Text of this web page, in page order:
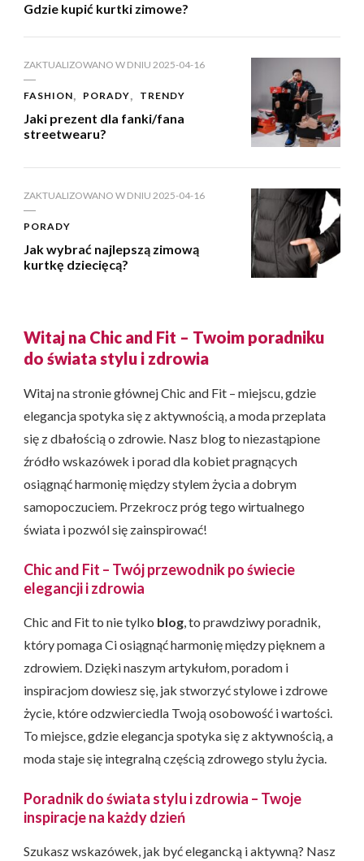
Gdzie kupić kurtki zimowe?
ZAKTUALIZOWANO W DNIU 2025-04-16
FASHION PORADY TRENDY
Jaki prezent dla fanki/fana
streetwearu?
ZAKTUALIZOWANO W DNIU 2025-04-16
PORADY
Jak wybrać najlepszą zimową
kurtkę dziecięcą?
Witaj na Chic and Fit – Twoim poradniku
do świata stylu i zdrowia
Witaj na stronie głównej Chic and Fit – miejscu, gdzie
elegancja spotyka się z aktywnością, a moda przeplata
się z dbałością o zdrowie. Nasz blog to niezastąpione
źródło wskazówek i porad dla kobiet pragnących
osiągnąć harmonię między stylem życia a dobrym
samopoczuciem. Przekrocz próg tego wirtualnego
świata i pozwól się zainspirować!
Chic and Fit – Twój przewodnik po świecie
elegancji i zdrowia
Chic and Fit to nie tylko blog, to prawdziwy poradnik,
który pomaga Ci osiągnąć harmonię między pięknem a
zdrowiem. Dzięki naszym artykułom, poradom i
inspiracjom dowiesz się, jak stworzyć stylowe i zdrowe
życie, które odzwierciedla Twoją osobowość i wartości.
To miejsce, gdzie elegancja spotyka się z aktywnością, a
moda staje się integralną częścią zdrowego stylu życia.
Poradnik do świata stylu i zdrowia – Twoje
inspiracje na każdy dzień
Szukasz wskazówek, jak być elegancką i aktywną? Nasz